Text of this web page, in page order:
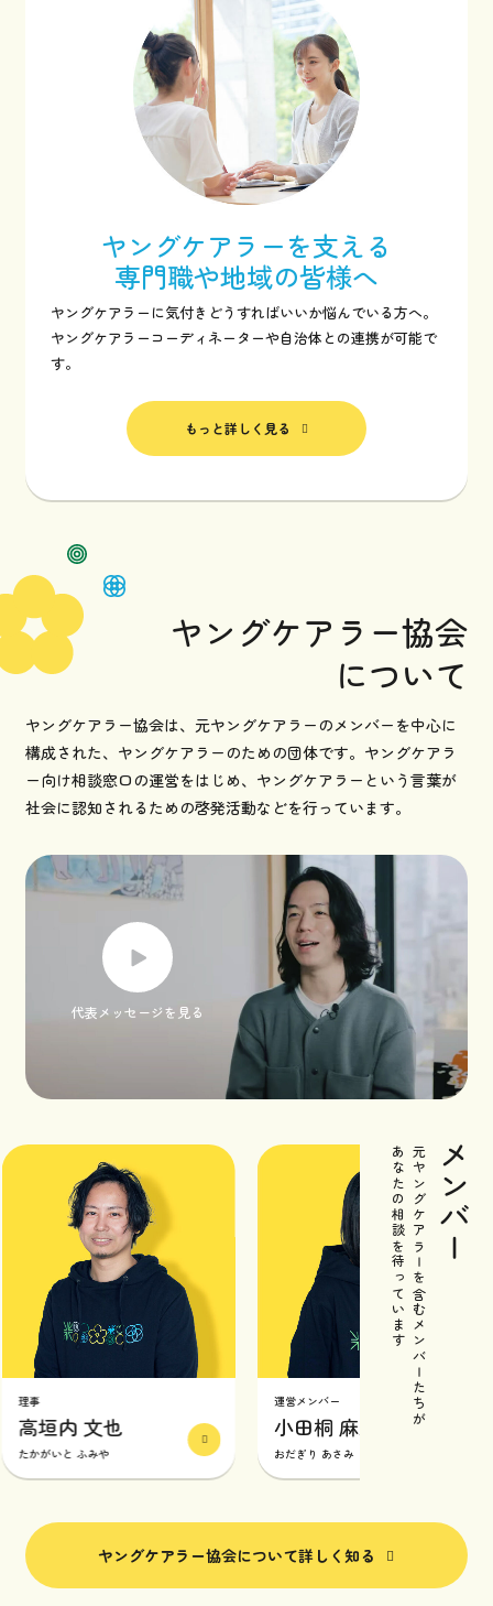
ヤングケアラーを支える
専門職や地域の皆様へ
ヤングケアラーに気付きどうすればいいか悩んでいる方へ。
ヤングケアラーコーディネーターや自治体との連携が可能で
す。
もっと詳しく見る
ヤングケアラー協会
について
ヤングケアラー協会は、元ヤングケアラーのメンバーを中心に
構成された、ヤングケアラーのための団体です。ヤングケアラ
ー向け相談窓口の運営をはじめ、ヤングケアラーという言葉が
社会に認知されるための啓発活動などを行っています。
代表メッセージを見る
メンバー
元ヤングケアラーを含むメンバーたちが
あなたの相談を待っています
垣内 文也
がいと ふみや
運営メンバー
小田桐 麻未
おだぎり あさみ
ヤングケアラー協会について詳しく知る